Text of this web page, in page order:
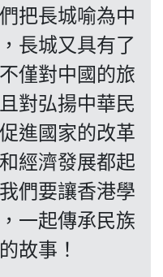
把長城喻為中
長城又具有了
僅對中國的旅
對弘揚中華民
進國家的改革
經濟發展都起
們要讓香港學
一起傳承民族
故事！